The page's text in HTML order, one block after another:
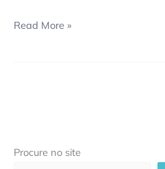
Read More »
Procure no site